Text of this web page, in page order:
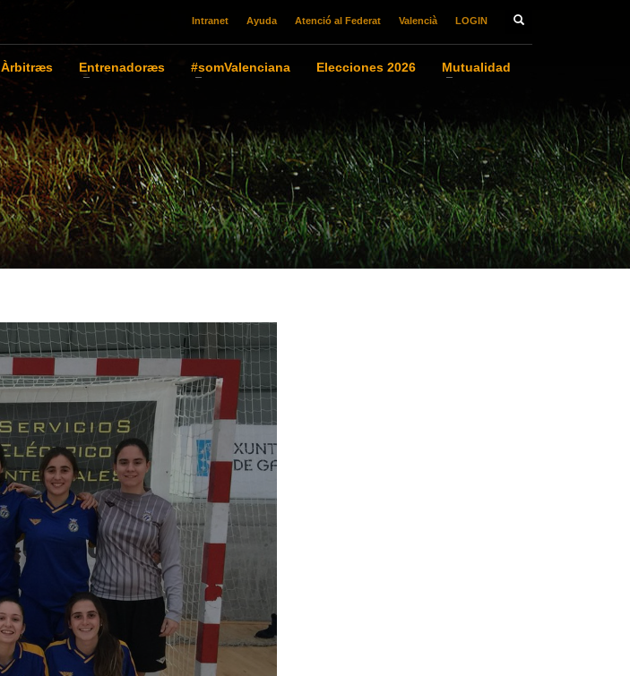
Intranet Ayuda Atenció al Federat Valencià LOGIN
Àrbitræs Entrenadoræs #somValenciana Elecciones 2026
Mutualidad